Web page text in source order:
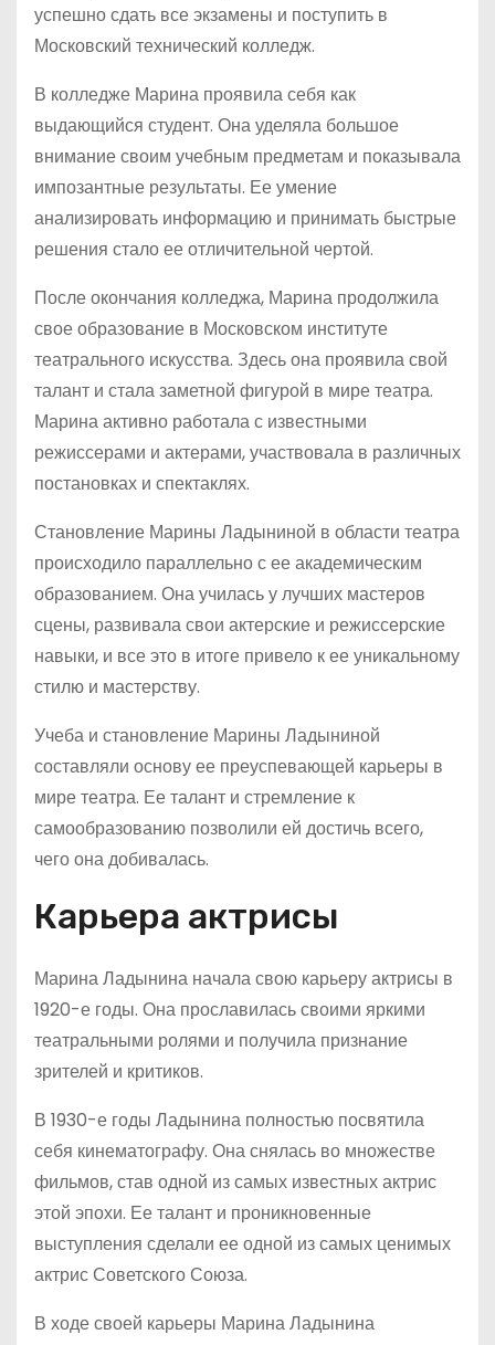
успешно сдать все экзамены и поступить в
Московский технический колледж.
В колледже Марина проявила себя как
выдающийся студент. Она уделяла большое
внимание своим учебным предметам и показывала
импозантные результаты. Ее умение
анализировать информацию и принимать быстрые
решения стало ее отличительной чертой.
После окончания колледжа, Марина продолжила
свое образование в Московском институте
театрального искусства. Здесь она проявила свой
талант и стала заметной фигурой в мире театра.
Марина активно работала с известными
режиссерами и актерами, участвовала в различных
постановках и спектаклях.
Становление Марины Ладыниной в области театра
происходило параллельно с ее академическим
образованием. Она училась у лучших мастеров
сцены, развивала свои актерские и режиссерские
навыки, и все это в итоге привело к ее уникальному
стилю и мастерству.
Учеба и становление Марины Ладыниной
составляли основу ее преуспевающей карьеры в
мире театра. Ее талант и стремление к
самообразованию позволили ей достичь всего,
чего она добивалась.
Карьера актрисы
Марина Ладынина начала свою карьеру актрисы в
1920-е годы. Она прославилась своими яркими
театральными ролями и получила признание
зрителей и критиков.
В 1930-е годы Ладынина полностью посвятила
себя кинематографу. Она снялась во множестве
фильмов, став одной из самых известных актрис
этой эпохи. Ее талант и проникновенные
выступления сделали ее одной из самых ценимых
актрис Советского Союза.
В ходе своей карьеры Марина Ладынина